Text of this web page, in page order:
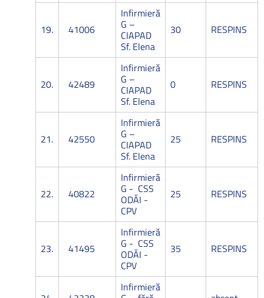
19. 41006
Infirmieră
G –
CIAPAD
Sf. Elena
30 RESPINS
20. 42489
Infirmieră
G –
CIAPAD
Sf. Elena
0 RESPINS
21. 42550
Infirmieră
G –
CIAPAD
Sf. Elena
25 RESPINS
22. 40822
Infirmieră
G - CSS
ODĂI -
CPV
25 RESPINS
23. 41495
Infirmieră
G - CSS
ODĂI -
CPV
35 RESPINS
Infirmieră